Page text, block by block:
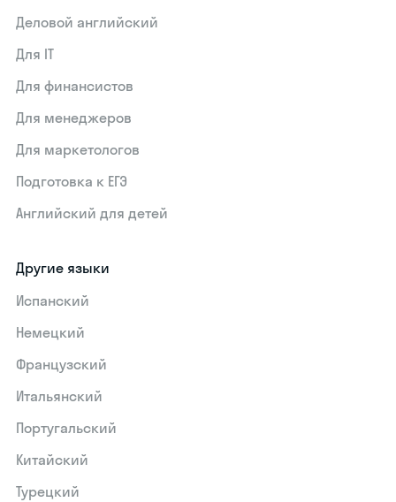
Деловой английский
Для IT
Для финансистов
Для менеджеров
Для маркетологов
Подготовка к ЕГЭ
Английский для детей
Другие языки
Испанский
Немецкий
Французский
Итальянский
Португальский
Китайский
Турецкий